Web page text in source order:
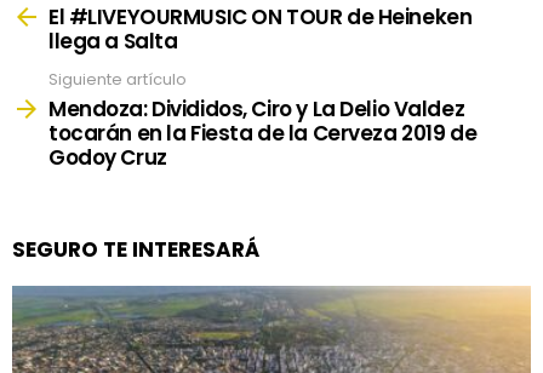
moreEl #LIVEYOURMUSIC ON TOUR de Heineken
llega a Salta
Siguiente artículo
Mendoza: Divididos, Ciro y La Delio Valdez
tocarán en la Fiesta de la Cerveza 2019 de
Godoy Cruz
SEGURO TE INTERESARÁ